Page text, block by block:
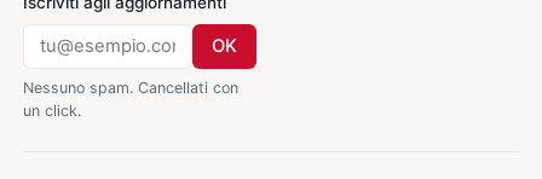
OK
Nessuno spam. Cancellati con
un click.